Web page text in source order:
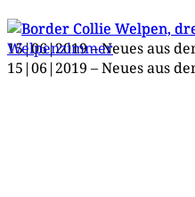
15|06|2019 – Neu­es aus
15|06|2019 – Neu­es aus